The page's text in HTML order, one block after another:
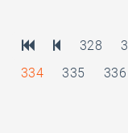
328
334
335 336